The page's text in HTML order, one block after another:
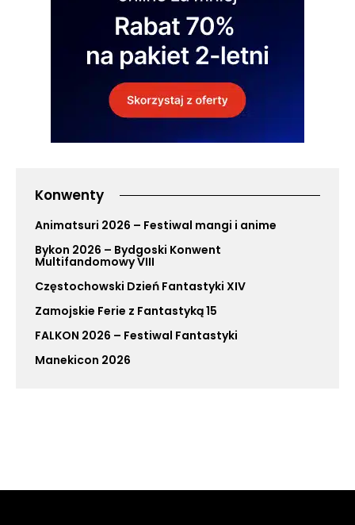
Konwenty
Animatsuri 2026 – Festiwal mangi i anime
Bykon 2026 – Bydgoski Konwent
Multifandomowy VIII
Częstochowski Dzień Fantastyki XIV
Zamojskie Ferie z Fantastyką 15
FALKON 2026 – Festiwal Fantastyki
Manekicon 2026